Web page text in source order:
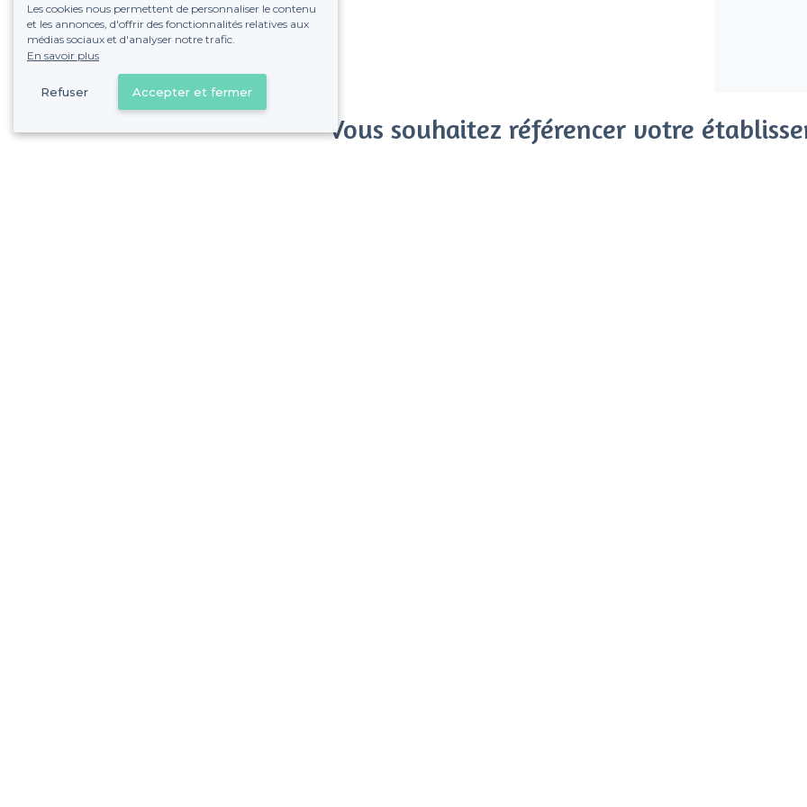
Vous souhaitez référencer votre
Les cookies nous permettent de personnaliser le contenu
et les annonces, d'offrir des fonctionnalités relatives aux
médias sociaux et d'analyser notre trafic.
En savoir plus
Refuser Accepter et fermer